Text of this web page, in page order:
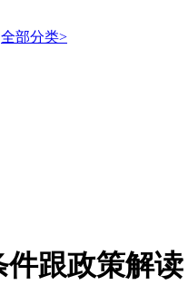
全部分类>
跟政策解读